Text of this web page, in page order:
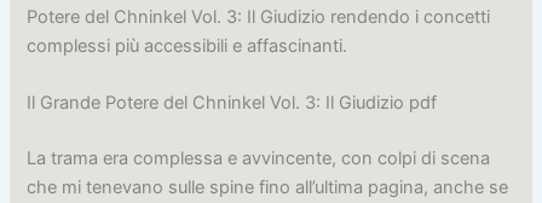
Potere del Chninkel Vol. 3: Il Giudizio rendendo i concetti
complessi più accessibili e affascinanti.
Il Grande Potere del Chninkel Vol. 3: Il Giudizio pdf
La trama era complessa e avvincente, con colpi di scena
che mi tenevano sulle spine fino all’ultima pagina, anche se